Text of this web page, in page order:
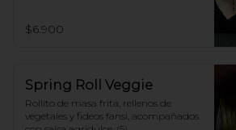
$6.900
Spring Roll Veggie
Rollito de masa frita, rellenos de
vegetales y fideos fansi, acompañados